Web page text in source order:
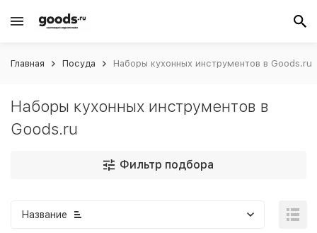
Главная Посуда Наборы кухонных инструментов в Goods.ru
Наборы кухонных инструментов в
Goods.ru
Фильтр подбора
Название